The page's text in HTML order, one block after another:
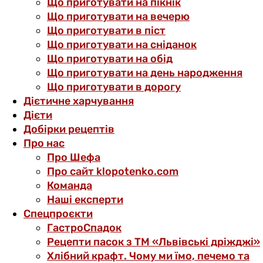
Що приготувати на вечерю
Що приготувати в піст
Що приготувати на сніданок
Що приготувати на обід
Що приготувати на день народження
Що приготувати в дорогу
Дієтичне харчування
Дієти
Добірки рецептів
Про нас
Про Шефа
Про сайт klopotenko.com
Команда
Наші експерти
Спецпроєкти
ГастроСпадок
Рецепти пасок з ТМ «Львівські дріжджі»
Хлібний крафт. Чому ми їмо, печемо та